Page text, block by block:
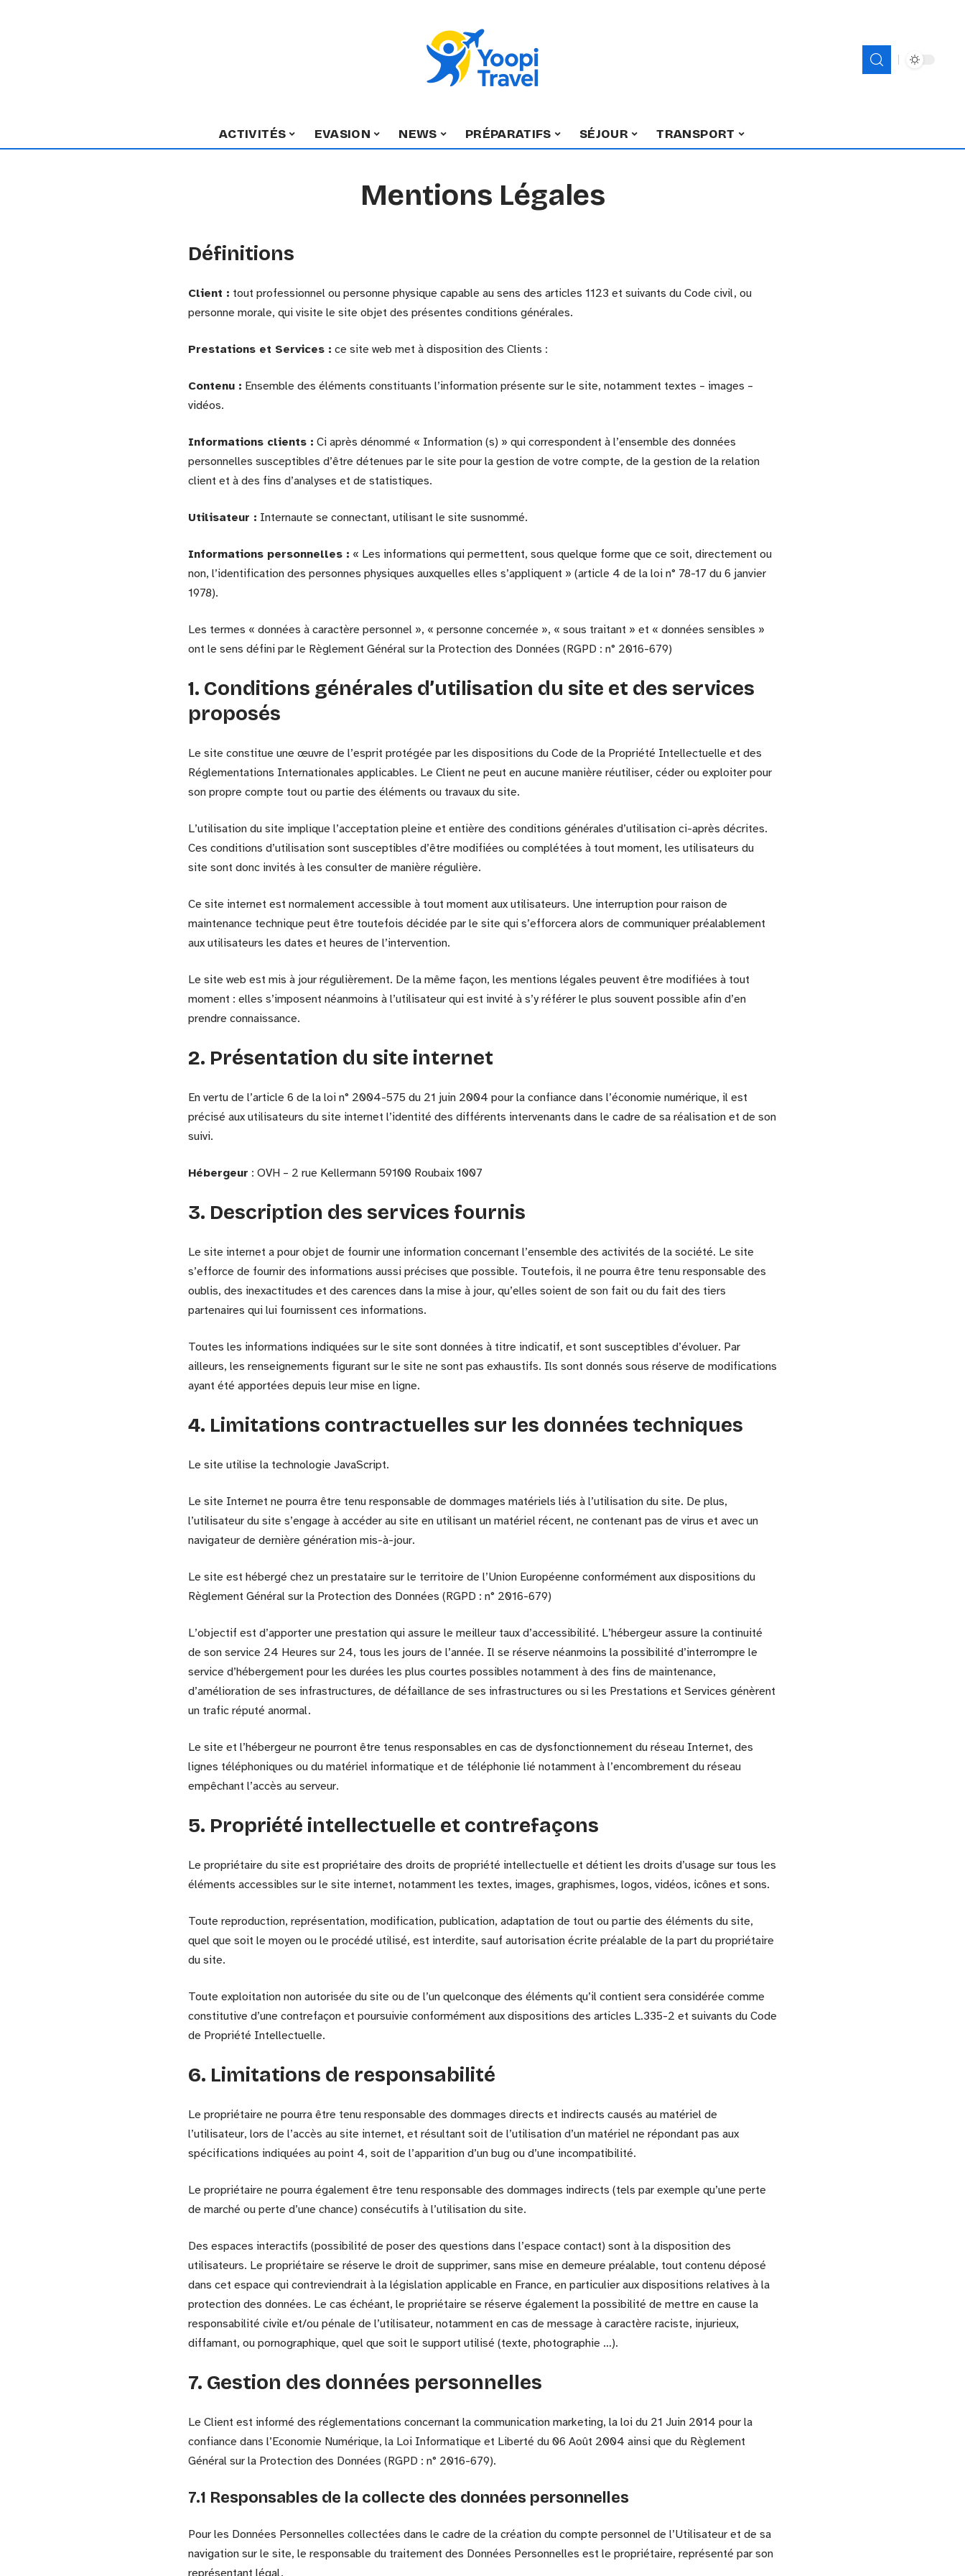
ACTIVITÉS EVASION NEWS PRÉPARATIFS SÉJOUR TRANSPORT
Mentions Légales
Définitions
Client : tout professionnel ou personne physique capable au sens des articles 1123 et suivants du Code civil, ou
personne morale, qui visite le site objet des présentes conditions générales.
Prestations et Services : ce site web met à disposition des Clients :
Contenu : Ensemble des éléments constituants l’information présente sur le site, notamment textes – images –
vidéos.
Informations clients : Ci après dénommé « Information (s) » qui correspondent à l’ensemble des données
personnelles susceptibles d’être détenues par le site pour la gestion de votre compte, de la gestion de la relation
client et à des fins d’analyses et de statistiques.
Utilisateur : Internaute se connectant, utilisant le site susnommé.
Informations personnelles : « Les informations qui permettent, sous quelque forme que ce soit, directement ou
non, l’identification des personnes physiques auxquelles elles s’appliquent » (article 4 de la loi n° 78-17 du 6 janvier
1978).
Les termes « données à caractère personnel », « personne concernée », « sous traitant » et « données sensibles »
ont le sens défini par le Règlement Général sur la Protection des Données (RGPD : n° 2016-679)
1. Conditions générales d’utilisation du site et des services
proposés
Le site constitue une œuvre de l’esprit protégée par les dispositions du Code de la Propriété Intellectuelle et des
Réglementations Internationales applicables. Le Client ne peut en aucune manière réutiliser, céder ou exploiter pour
son propre compte tout ou partie des éléments ou travaux du site.
L’utilisation du site implique l’acceptation pleine et entière des conditions générales d’utilisation ci-après décrites.
Ces conditions d’utilisation sont susceptibles d’être modifiées ou complétées à tout moment, les utilisateurs du
site sont donc invités à les consulter de manière régulière.
Ce site internet est normalement accessible à tout moment aux utilisateurs. Une interruption pour raison de
maintenance technique peut être toutefois décidée par le site qui s’efforcera alors de communiquer préalablement
aux utilisateurs les dates et heures de l’intervention.
Le site web est mis à jour régulièrement. De la même façon, les mentions légales peuvent être modifiées à tout
moment : elles s’imposent néanmoins à l’utilisateur qui est invité à s’y référer le plus souvent possible afin d’en
prendre connaissance.
2. Présentation du site internet
En vertu de l’article 6 de la loi n° 2004-575 du 21 juin 2004 pour la confiance dans l’économie numérique, il est
précisé aux utilisateurs du site internet l’identité des différents intervenants dans le cadre de sa réalisation et de son
suivi.
Hébergeur : OVH – 2 rue Kellermann 59100 Roubaix 1007
3. Description des services fournis
Le site internet a pour objet de fournir une information concernant l’ensemble des activités de la société. Le site
s’efforce de fournir des informations aussi précises que possible. Toutefois, il ne pourra être tenu responsable des
oublis, des inexactitudes et des carences dans la mise à jour, qu’elles soient de son fait ou du fait des tiers
partenaires qui lui fournissent ces informations.
Toutes les informations indiquées sur le site sont données à titre indicatif, et sont susceptibles d’évoluer. Par
ailleurs, les renseignements figurant sur le site ne sont pas exhaustifs. Ils sont donnés sous réserve de modifications
ayant été apportées depuis leur mise en ligne.
4. Limitations contractuelles sur les données techniques
Le site utilise la technologie JavaScript.
Le site Internet ne pourra être tenu responsable de dommages matériels liés à l’utilisation du site. De plus,
l’utilisateur du site s’engage à accéder au site en utilisant un matériel récent, ne contenant pas de virus et avec un
navigateur de dernière génération mis-à-jour.
Le site est hébergé chez un prestataire sur le territoire de l’Union Européenne conformément aux dispositions du
Règlement Général sur la Protection des Données (RGPD : n° 2016-679)
L’objectif est d’apporter une prestation qui assure le meilleur taux d’accessibilité. L’hébergeur assure la continuité
de son service 24 Heures sur 24, tous les jours de l’année. Il se réserve néanmoins la possibilité d’interrompre le
service d’hébergement pour les durées les plus courtes possibles notamment à des fins de maintenance,
d’amélioration de ses infrastructures, de défaillance de ses infrastructures ou si les Prestations et Services génèrent
un trafic réputé anormal.
Le site et l’hébergeur ne pourront être tenus responsables en cas de dysfonctionnement du réseau Internet, des
lignes téléphoniques ou du matériel informatique et de téléphonie lié notamment à l’encombrement du réseau
empêchant l’accès au serveur.
5. Propriété intellectuelle et contrefaçons
Le propriétaire du site est propriétaire des droits de propriété intellectuelle et détient les droits d’usage sur tous les
éléments accessibles sur le site internet, notamment les textes, images, graphismes, logos, vidéos, icônes et sons.
Toute reproduction, représentation, modification, publication, adaptation de tout ou partie des éléments du site,
quel que soit le moyen ou le procédé utilisé, est interdite, sauf autorisation écrite préalable de la part du propriétaire
du site.
Toute exploitation non autorisée du site ou de l’un quelconque des éléments qu’il contient sera considérée comme
constitutive d’une contrefaçon et poursuivie conformément aux dispositions des articles L.335-2 et suivants du Code
de Propriété Intellectuelle.
6. Limitations de responsabilité
Le propriétaire ne pourra être tenu responsable des dommages directs et indirects causés au matériel de
l’utilisateur, lors de l’accès au site internet, et résultant soit de l’utilisation d’un matériel ne répondant pas aux
spécifications indiquées au point 4, soit de l’apparition d’un bug ou d’une incompatibilité.
Le propriétaire ne pourra également être tenu responsable des dommages indirects (tels par exemple qu’une perte
de marché ou perte d’une chance) consécutifs à l’utilisation du site.
Des espaces interactifs (possibilité de poser des questions dans l’espace contact) sont à la disposition des
utilisateurs. Le propriétaire se réserve le droit de supprimer, sans mise en demeure préalable, tout contenu déposé
dans cet espace qui contreviendrait à la législation applicable en France, en particulier aux dispositions relatives à la
protection des données. Le cas échéant, le propriétaire se réserve également la possibilité de mettre en cause la
responsabilité civile et/ou pénale de l’utilisateur, notamment en cas de message à caractère raciste, injurieux,
diffamant, ou pornographique, quel que soit le support utilisé (texte, photographie …).
7. Gestion des données personnelles
Le Client est informé des réglementations concernant la communication marketing, la loi du 21 Juin 2014 pour la
confiance dans l’Economie Numérique, la Loi Informatique et Liberté du 06 Août 2004 ainsi que du Règlement
Général sur la Protection des Données (RGPD : n° 2016-679).
7.1 Responsables de la collecte des données personnelles
Pour les Données Personnelles collectées dans le cadre de la création du compte personnel de l’Utilisateur et de sa
navigation sur le site, le responsable du traitement des Données Personnelles est le propriétaire, représenté par son
représentant légal.